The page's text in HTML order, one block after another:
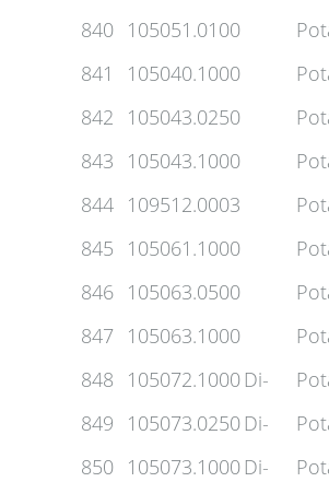
840 105051.0100
841
105040.1000
842
105043.0250
843
105043.1000
844 109512.0003
845
105061.1000
846 105063.0500
847 105063.1000
848
105072.1000Di-
849
105073.0250Di-
850 105073.1000Di-